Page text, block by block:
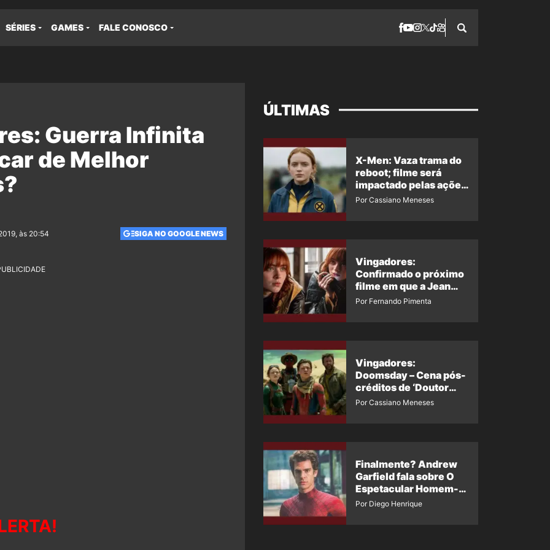
SÉRIES GAMES FALE CONOSCO
Guerra Infinita
de Melhor
às 20:54 SIGA NO GOOGLE NEWS
ÚLTIMAS
X-Men: Vaza trama do
reboot; filme será
impactado pelas ações
de Jean Grey em
Por Cassiano Meneses
Vingadores:
Confirmado o próximo
filme em que a Jean
Grey irá aparecer
Por Fernando Pimenta
Vingadores:
Doomsday – Cena pós-
créditos de ‘Doutor
Destino’ é revelada
Por Cassiano Meneses
Finalmente? Andrew
Garfield fala sobre O
Espetacular Homem-
Aranha 3
Por Diego Henrique